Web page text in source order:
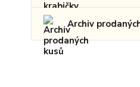
Archiv